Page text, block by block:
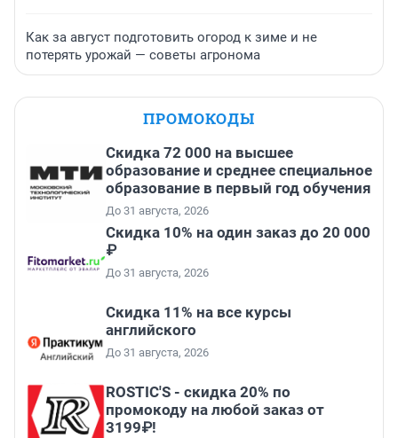
Как за август подготовить огород к зиме и не
потерять урожай — советы агронома
ПРОМОКОДЫ
Скидка 72 000 на высшее
образование и среднее специальное
образование в первый год обучения
До 31 августа, 2026
Скидка 10% на один заказ до 20 000
₽
До 31 августа, 2026
Скидка 11% на все курсы
английского
До 31 августа, 2026
ROSTIC'S - скидка 20% по
промокоду на любой заказ от
3199₽!